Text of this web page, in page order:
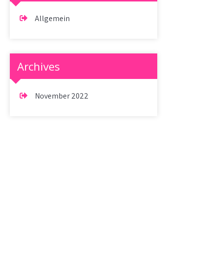
Allgemein
Archives
November 2022